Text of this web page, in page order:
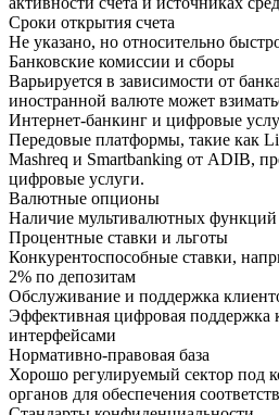
Сроки открытия счета
Не указано, но относительно
Банковские комиссии и сборы
Варьируется в зависимости от
иностранной валюте может
Интернет-банкинг и цифровые
Передовые платформы, такие как
Mashreq и Smartbanking от ADIB,
цифровые услуги.
Валютные опционы
Наличие мультивалютных функций
Процентные ставки и льготы
Конкурентоспособные ставки,
2% по депозитам
Обслуживание и поддержка
Эффективная цифровая поддержка
интерфейсами
Нормативно-правовая база
Хорошо регулируемый сектор под
органов для обеспечения